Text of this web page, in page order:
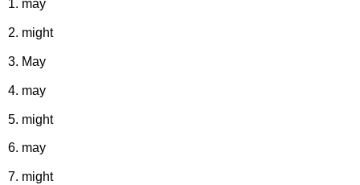
1. may
2. might
3. May
4. may
5. might
6. may
7. might